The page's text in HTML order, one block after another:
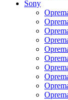
Sony